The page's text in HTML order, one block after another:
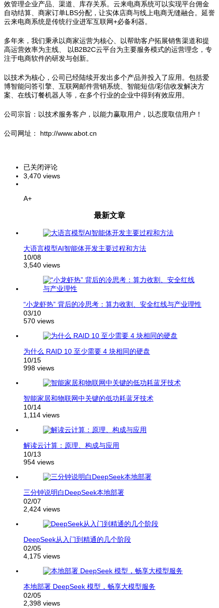
效管理企业产品、渠道、库存关系。云来电商系统可以实现平台佣金
自动结算、商家订单LBS分配，让实体店商与线上电商无缝融合。延誉
云来电商系统是传统行业进军互联网+必备利器。
多年来，我们秉承以商家运营为核心、以帮助客户拓展销售渠道和提
高运营效率为主线、 以B2B2C云平台为主要服务模式的运营理念，专
注于电商软件的研发与创新。
以技术为核心，公司已经陆续开发出多个产品并投入了应用。包括爱
博智能问答引擎、互联网邮件营销系统、智能短信/彩信收发解决方
案、在线订餐机器人等，在多个行业的企业中得到有效应用。
公司宗旨：以技术服务客户，以能力赢取用户，以态度取信用户！
公司网址： http://www.abot.cn
关
于
宝
已关闭评论
3,470 views
A+
最新文章
大语言模型AI智能体开发主要过程和方法
10/08
3,540 views
“小龙虾热” 背后的冷思考：算力收割、安全红线与产业理性
03/10
570 views
为什么 RAID 10 至少需要 4 块相同的硬盘
10/15
998 views
智能家居和物联网中关键的低功耗蓝牙技术
10/14
1,114 views
解读云计算：原理、构成与应用
10/13
954 views
三分钟说明白DeepSeek本地部署
02/07
2,424 views
DeepSeek从入门到精通的几个阶段
02/05
4,175 views
本地部署 DeepSeek 模型，畅享大模型服务
02/05
2,398 views